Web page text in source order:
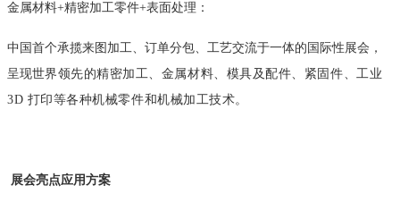
金属材料+精密加工零件+表面处理：
中国首个承揽来图加工、订单分包、工艺交流于一体的国际性展会，
呈现世界领先的精密加工、金属材料、模具及配件、紧固件、工业
3D 打印等各种机械零件和机械加工技术。
展会亮点应用方案